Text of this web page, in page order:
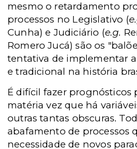
mesmo o retardamento
processos no Legislativo (
Cunha) e Judiciário (e.g.
Romero Jucá) são os
tentativa de implementar
e tradicional na história
É difícil fazer prognósticos
matéria vez que há
outras tantas obscuras.
abafamento de processos
necessidade de novos